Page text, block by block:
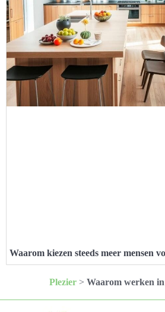
Waarom kiezen steeds meer mensen
Plezier> Waarom werken